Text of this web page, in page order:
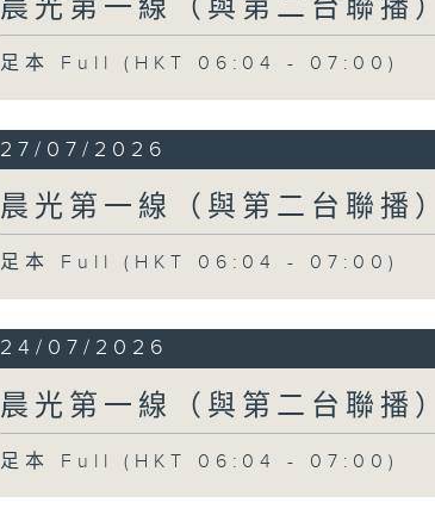
晨光第一線（與第二台聯播）
足本 Full (HKT 06:04 - 07:00)
27/07/2026
晨光第一線（與第二台聯播）
足本 Full (HKT 06:04 - 07:00)
24/07/2026
晨光第一線（與第二台聯播）
足本 Full (HKT 06:04 - 07:00)